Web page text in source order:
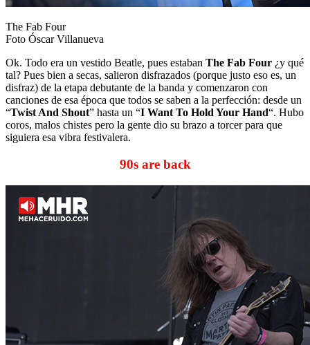
The Fab Four
Foto Óscar Villanueva
Ok. Todo era un vestido Beatle, pues estaban The Fab Four ¿y qué
tal? Pues bien a secas, salieron disfrazados (porque justo eso es, un
disfraz) de la etapa debutante de la banda y comenzaron con
canciones de esa época que todos se saben a la perfección: desde un
“Twist And Shout” hasta un “I Want To Hold Your Hand“. Hubo
coros, malos chistes pero la gente dio su brazo a torcer para que
siguiera esa vibra festivalera.
90s are back